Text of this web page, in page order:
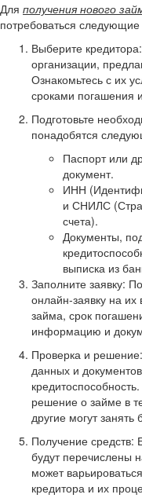
Для получения нового
потребоваться
Выберите
организации,
Ознакомьтесь с их
сроками погашения
Подготовьте
понадобятся
Паспорт или
документ.
ИНН
и СНИЛС
счета).
Документы,
выписка из
Заполните заявку:
онлайн-заявку на
займа, срок
информацию и
Проверка и
данных и
решение о займе в
другие могут
Получение средств:
будут перечислены
может
кредитора и их